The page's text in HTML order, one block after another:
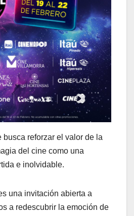
busca reforzar el valor de la
del cine como una
e inolvidable.
una invitación abierta a
a redescubrir la emoción de